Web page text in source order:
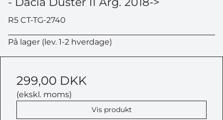
R5 CT-TG-2740
På lager (lev. 1-2 hverdage)
299,00 DKK
(ekskl. moms)
Vis produkt